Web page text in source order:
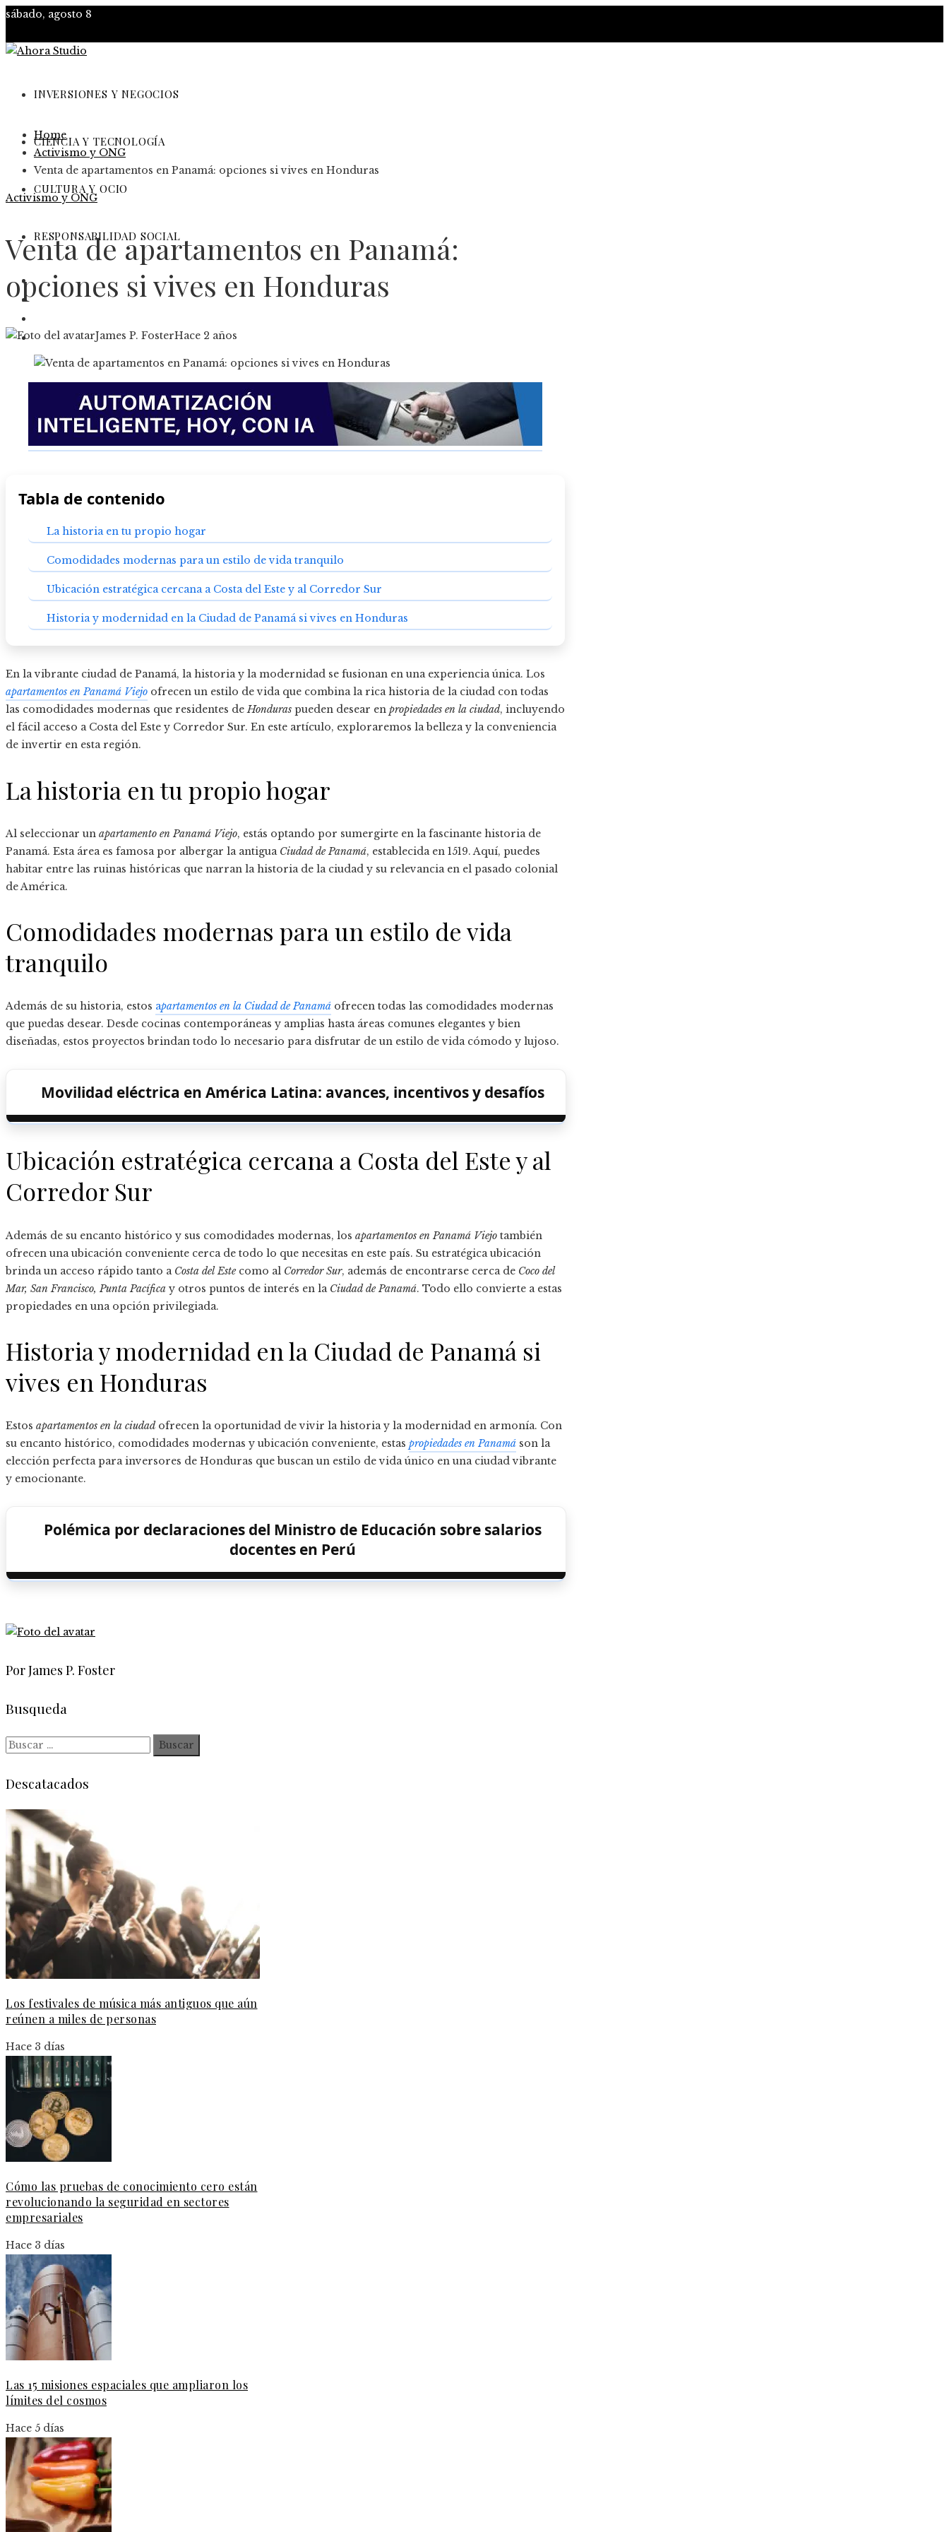
sábado, agosto 8
INVERSIONES Y NEGOCIOS
CIENCIA Y TECNOLOGÍA
CULTURA Y OCIO
RESPONSABILIDAD SOCIAL
Inversiones y negocios
Ciencia y tecnología
Responsabilidad social
Home
Activismo y ONG
Venta de apartamentos en Panamá: opciones si vives en Honduras
Activismo y ONG
Venta de apartamentos en Panamá:
opciones si vives en Honduras
James P. FosterHace 2 años
Tabla de contenido
La historia en tu propio hogar
Comodidades modernas para un estilo de vida tranquilo
Ubicación estratégica cercana a Costa del Este y al Corredor Sur
Historia y modernidad en la Ciudad de Panamá si vives en Honduras
En la vibrante ciudad de Panamá, la historia y la modernidad se fusionan en una experiencia única. Los
apartamentos en Panamá Viejo ofrecen un estilo de vida que combina la rica historia de la ciudad con todas
las comodidades modernas que residentes deHonduras pueden desear en propiedades en la ciudad, incluyendo
el fácil acceso a Costa del Este y Corredor Sur. En este artículo, exploraremos la belleza y la conveniencia
de invertir en esta región.
La historia en tu propio hogar
Al seleccionar un apartamento en Panamá Viejo, estás optando por sumergirte en la fascinante historia de
Panamá. Esta área es famosa por albergar la antigua Ciudad de Panamá, establecida en 1519. Aquí, puedes
habitar entre las ruinas históricas que narran la historia de la ciudad y su relevancia en el pasado colonial
de América.
Comodidades modernas para un estilo de vida
tranquilo
Además de su historia, estos apartamentos en la Ciudad de Panamá ofrecen todas las comodidades modernas
que puedas desear. Desde cocinas contemporáneas y amplias hasta áreas comunes elegantes y bien
diseñadas, estos proyectos brindan todo lo necesario para disfrutar de un estilo de vida cómodo y lujoso.
Movilidad eléctrica en América Latina: avances, incentivos y desafíos
Ubicación estratégica cercana a Costa del Este y al
Corredor Sur
Además de su encanto histórico y sus comodidades modernas, los apartamentos en Panamá Viejo también
ofrecen una ubicación conveniente cerca de todo lo que necesitas en este país. Su estratégica ubicación
brinda un acceso rápido tanto a Costa del Estecomo al Corredor Sur, además de encontrarse cerca de Coco del
Mar, San Francisco, Punta Pacífica y otros puntos de interés en la Ciudad de Panamá. Todo ello convierte a estas
propiedades en una opción privilegiada.
Historia y modernidad en la Ciudad de Panamá si
vives en Honduras
Estos apartamentos en la ciudad ofrecen la oportunidad de vivir la historia y la modernidad en armonía. Con
su encanto histórico, comodidades modernas y ubicación conveniente, estas propiedades en Panamá son la
elección perfecta para inversores de Honduras que buscan un estilo de vida único en una ciudad vibrante
y emocionante.
Polémica por declaraciones del Ministro de Educación sobre salarios
docentes en Perú
Por James P. Foster
Busqueda
Buscar:
Descatacados
Los festivales de música más antiguos que aún
reúnen a miles de personas
Hace 3 días
Cómo las pruebas de conocimiento cero están
revolucionando la seguridad en sectores
empresariales
Hace 3 días
Las 15 misiones espaciales que ampliaron los
límites del cosmos
Hace 5 días